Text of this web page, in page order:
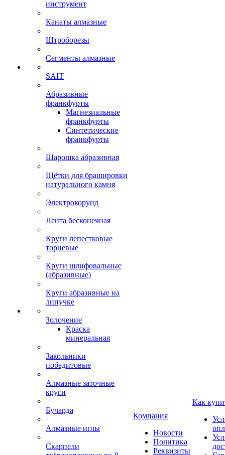
инструмент
Канаты алмазные
Штроборезы
Сегменты алмазные
SAIT
Абразивные
франкфурты
Магнезиальные
франкфурты
Синтетические
франкфурты
Шарошка абразивная
Щётки для брашировки
натурального камня
Электрокорунд
Лента бесконечная
Круги лепестковые
торцевые
Круги шлифовальные
(абразивные)
Круги абразивные на
липучке
Золочение
Краска
минеральная
Закольники
победитовые
Алмазные заточные
круги
Бучарда
Алмазные иглы
Скарпели
Компания
Новости
Политика
Реквизиты
Как